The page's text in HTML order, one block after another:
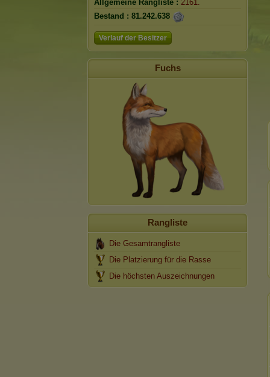
Allgemeine Rangliste : 2161.
Bestand : 81.242.638
Verlauf der Besitzer
Fuchs
Rangliste
Die Gesamtrangliste
Die Platzierung für die Rasse
Die höchsten Auszeichnungen